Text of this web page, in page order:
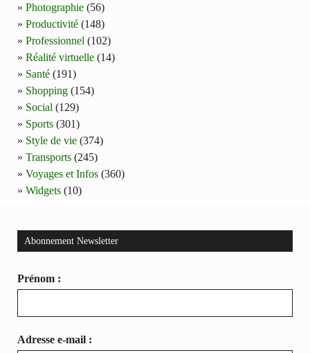
Photographie (56)
Productivité (148)
Professionnel (102)
Réalité virtuelle (14)
Santé (191)
Shopping (154)
Social (129)
Sports (301)
Style de vie (374)
Transports (245)
Voyages et Infos (360)
Widgets (10)
Abonnement Newsletter
Prénom :
Adresse e-mail :